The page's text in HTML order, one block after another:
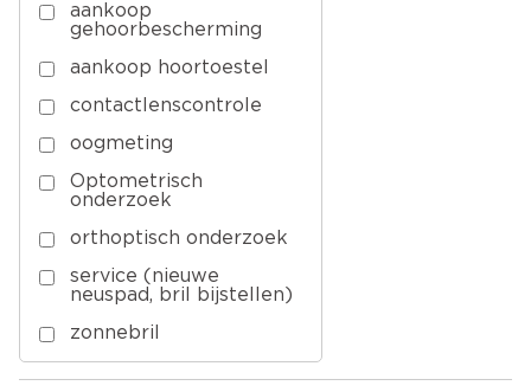
aankoop
gehoorbescherming
aankoop hoortoestel
contactlenscontrole
oogmeting
Optometrisch
onderzoek
orthoptisch onderzoek
service (nieuwe
neuspad, bril bijstellen)
zonnebril